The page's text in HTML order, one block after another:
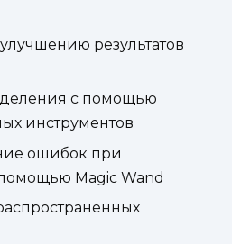
результатов
с помощью
инструментов
ошибок при
Magic Wand